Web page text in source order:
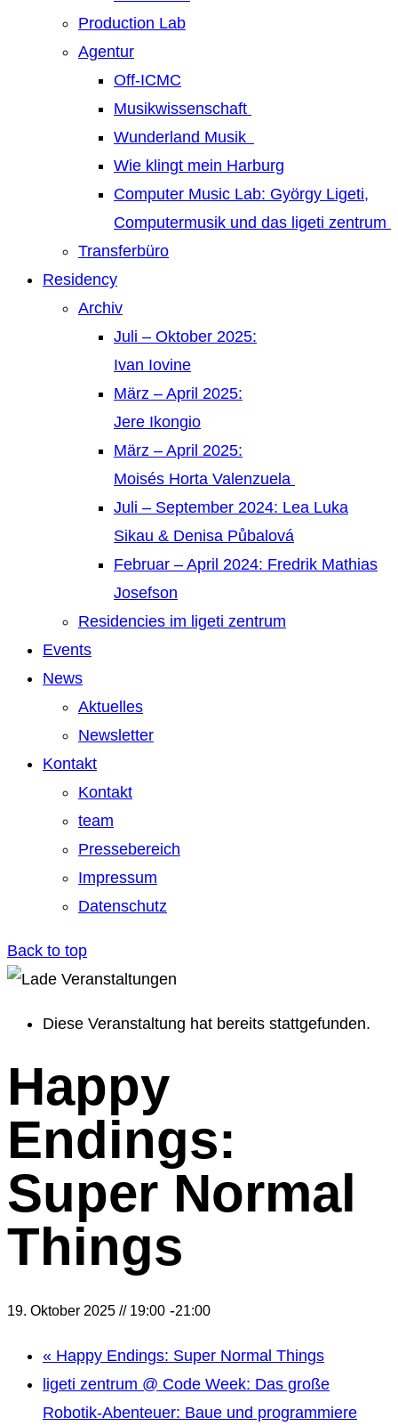
Production Lab
Agentur
Off-ICMC
Musikwissenschaft
Wunderland Musik
Wie klingt mein Harburg
Computer Music Lab: György Ligeti,
Computermusik und das ligeti zentrum
Transferbüro
Residency
Archiv
Juli – Oktober 2025:
Ivan Iovine
März – April 2025:
Jere Ikongio
März – April 2025:
Moisés Horta Valenzuela
Juli – September 2024: Lea Luka
Sikau & Denisa Půbalová
Februar – April 2024: Fredrik Mathias
Josefson
Residencies im ligeti zentrum
Events
News
Aktuelles
Newsletter
Kontakt
Kontakt
team
Pressebereich
Impressum
Datenschutz
Back to top
Diese Veranstaltung hat bereits stattgefunden.
Happy
Endings:
Super Normal
Things
19. Oktober 2025 // 19:00 -21:00
« Happy Endings: Super Normal Things
ligeti zentrum @ Code Week: Das große
Robotik-Abenteuer: Baue und programmiere